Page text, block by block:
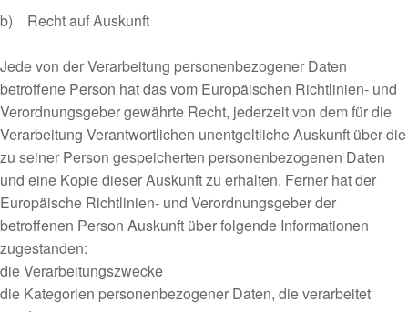
b) Recht auf Auskunft
Jede von der Verarbeitung personenbezogener Daten
betroffene Person hat das vom Europäischen Richtlinien- und
Verordnungsgeber gewährte Recht, jederzeit von dem für die
Verarbeitung Verantwortlichen unentgeltliche Auskunft über die
zu seiner Person gespeicherten personenbezogenen Daten
und eine Kopie dieser Auskunft zu erhalten. Ferner hat der
Europäische Richtlinien- und Verordnungsgeber der
betroffenen Person Auskunft über folgende Informationen
zugestanden:
die Verarbeitungszwecke
die Kategorien personenbezogener Daten, die verarbeitet